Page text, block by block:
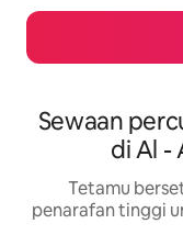
Sewaan
di Al -
Tetamu
penarafan tinggi